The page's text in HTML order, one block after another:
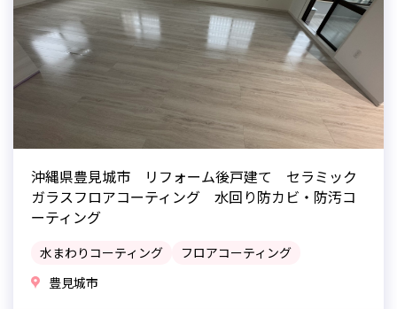
沖縄県豊見城市 リフォーム後戸建て セラミック
ガラスフロアコーティング 水回り防カビ・防汚コ
ーティング
水まわりコーティング
フロアコーティング
豊見城市